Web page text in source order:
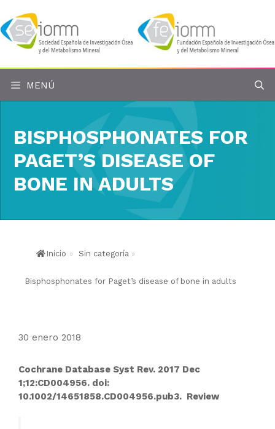
al
contenido
MENÚ
BISPHOSPHONATES FOR
PAGET’S DISEASE OF
BONE IN ADULTS
Inicio » Sin categoría »
Bisphosphonates for Paget’s disease of bone in adults
30 enero 2018
Cochrane Database Syst Rev. 2017 Dec
1;12:CD004956. doi:
10.1002/14651858.CD004956.pub3. Review